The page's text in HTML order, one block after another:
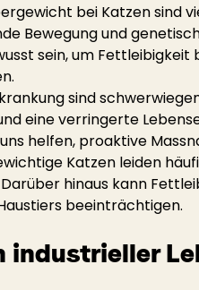
bei Katzen sind
Bewegung und
sein, um
sind
eine verringerte
helfen, proaktive
Katzen leiden
hinaus kann
beeinträchtigen.
industrieller